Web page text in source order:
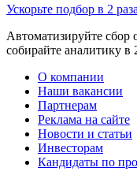
Ускорьте подбор в 2
Автоматизируйте сбор
собирайте аналитику в
О компании
Наши вакансии
Партнерам
Реклама на сайте
Новости и статьи
Инвесторам
Кандидаты по